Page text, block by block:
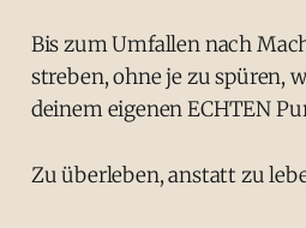
Bis zum Umfallen nach
streben, ohne je zu spüren,
deinem eigenen ECHTEN
Zu überleben, anstatt zu